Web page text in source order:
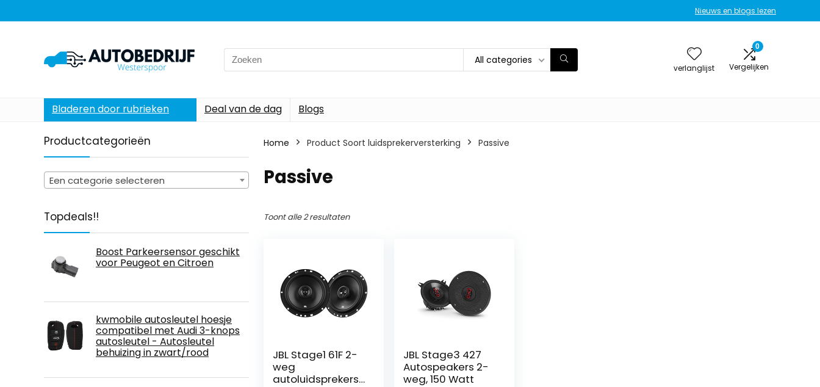
Nieuws en blogs lezen
Search
for:
All categories
verlanglijst
0
Vergelijken
Bladeren door rubrieken Deal van de dag Blogs
Productcategorieën
Een categorie selecteren
Topdeals!!
Boost Parkeersensor geschikt
voor Peugeot en Citroen
kwmobile autosleutel hoesje
compatibel met Audi 3-knops
autosleutel - Autosleutel
behuizing in zwart/rood
Home Product Soort luidsprekerversterking ‎Passive
‎Passive
Toont alle 2 resultaten
JBL Stage1 61F 2-
weg
autoluidsprekerse
JBL Stage3 427
Autospeakers 2-
weg, 150 Watt